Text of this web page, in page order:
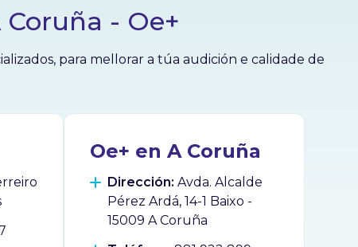
- Oe+
para mellorar a túa audición e calidade de
Oe+ en A Coruña
Dirección: Avda. Alcalde
Pérez Ardá, 14-1 Baixo -
15009 A Coruña